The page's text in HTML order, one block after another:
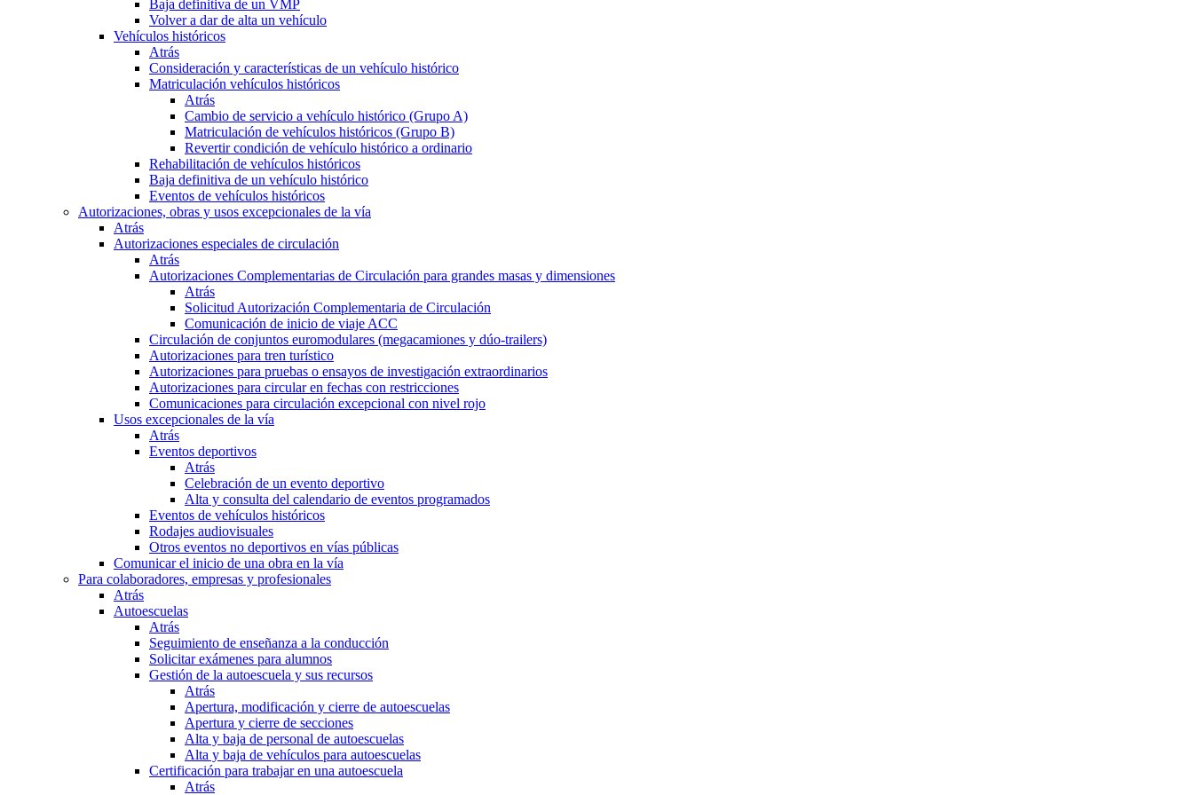
Baja definitiva de un VMP
Volver a dar de alta un vehículo
Vehículos históricos
Atrás
Consideración y características de un vehículo histórico
Matriculación vehículos históricos
Atrás
Cambio de servicio a vehículo histórico (Grupo A)
Matriculación de vehículos históricos (Grupo B)
Revertir condición de vehículo histórico a ordinario
Rehabilitación de vehículos históricos
Baja definitiva de un vehículo histórico
Eventos de vehículos históricos
Autorizaciones, obras y usos excepcionales de la vía
Atrás
Autorizaciones especiales de circulación
Atrás
Autorizaciones Complementarias de Circulación para grandes masas y dimensiones
Atrás
Solicitud Autorización Complementaria de Circulación
Comunicación de inicio de viaje ACC
Circulación de conjuntos euromodulares (megacamiones y dúo-trailers)
Autorizaciones para tren turístico
Autorizaciones para pruebas o ensayos de investigación extraordinarios
Autorizaciones para circular en fechas con restricciones
Comunicaciones para circulación excepcional con nivel rojo
Usos excepcionales de la vía
Atrás
Eventos deportivos
Atrás
Celebración de un evento deportivo
Alta y consulta del calendario de eventos programados
Eventos de vehículos históricos
Rodajes audiovisuales
Otros eventos no deportivos en vías públicas
Comunicar el inicio de una obra en la vía
Para colaboradores, empresas y profesionales
Atrás
Autoescuelas
Atrás
Seguimiento de enseñanza a la conducción
Solicitar exámenes para alumnos
Gestión de la autoescuela y sus recursos
Atrás
Apertura, modificación y cierre de autoescuelas
Apertura y cierre de secciones
Alta y baja de personal de autoescuelas
Alta y baja de vehículos para autoescuelas
Certificación para trabajar en una autoescuela
Atrás